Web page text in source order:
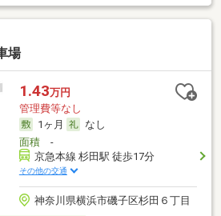
場
1.43万円
管理費等なし
1ヶ月
なし
面積-
京急本線 杉田駅 徒歩17分
その他の交通
神奈川県横浜市磯子区杉田６丁目